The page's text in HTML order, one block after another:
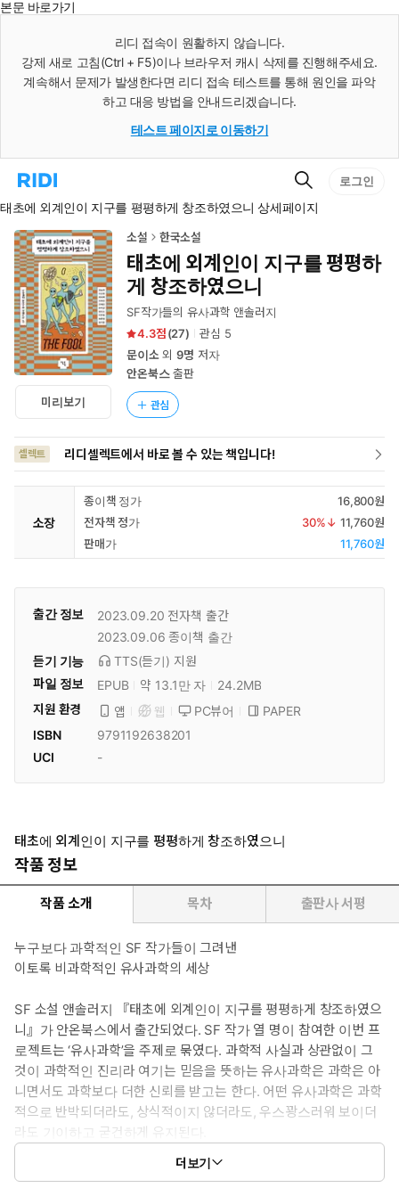
본문 바로가기
리디 접속이 원활하지 않습니다.
강제 새로 고침(Ctrl + F5)이나 브라우저 캐시 삭제를 진행해주세요.
계속해서 문제가 발생한다면 리디 접속 테스트를 통해 원인을 파악
하고 대응 방법을 안내드리겠습니다.
테스트 페이지로 이동하기
리
홈
로
이
동
검
색
로그인
태초에 외계인이 지구를 평평하게 창조하였으니 상세페이지
미리보기
소설 한국소설
태초에 외계인이 지구를 평평하
게 창조하였으니
SF작가들의 유사과학 앤솔러지
4.3
(27) 관심 5
문이소외9명 저자
안온북스출판
관심
셀렉트 리디셀렉트에서 바로 볼 수 있는 책입니다!
소장
종이책 정가
16,800원
전자책 정가
30%↓ 11,760원
판매가
11,760원
출간 정보 2023.09.20 전자책 출간
2023.09.06 종이책 출간
듣기 기능
TTS(듣기) 지원
파일 정보
EPUB 약 13.1만 자
24.2MB
지원 환경
앱 웹 PC뷰어
PAPER
ISBN
9791192638201
UCI
-
태초에 외계인이 지구를 평평하게 창조하였으니
작품 정보
작품 소개 목차 출판사 서평
누구보다 과학적인 SF 작가들이 그려낸
이토록 비과학적인 유사과학의 세상
SF 소설 앤솔러지 『태초에 외계인이 지구를 평평하게 창조하였으
니』가 안온북스에서 출간되었다. SF 작가 열 명이 참여한 이번 프
로젝트는 ‘유사과학’을 주제로 묶였다. 과학적 사실과 상관없이 그
것이 과학적인 진리라 여기는 믿음을 뜻하는 유사과학은 과학은 아
니면서도 과학보다 더한 신뢰를 받고는 한다. 어떤 유사과학은 과학
적으로 반박되더라도, 상식적이지 않더라도, 우스꽝스러워 보이더
라도 기이하고 굳건하게 유지된다.
‘지구평평론자’는 실제로 존재하며 세계 곳곳에 학회가 있다. 종교의
더보기